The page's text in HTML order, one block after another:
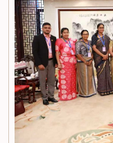
சிறப்புரிமைகள் பற்றிய
தமது நடத்தைக்காக
அதிகாரிகள் தமது செயல்களின்
குழுக்களின் அதிகாரம், கௌரவம்
முக்கியத்துவத்தைப்
ஒழுக்கநெறிகள் மற்றும்
குழுவின் தவிசாளருடன்
குழுக்களின் முன்னிலையில்
கடைப்பிடிக்க வேண்டும்,
நேரங்களிலும் நாடாளுமன்றத்தின்
இந்தக் குழு வலியுறுத்த